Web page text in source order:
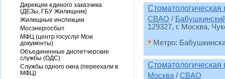
СВАО /
129327, г. Москва,
• Метро:
Москва / СВАО
Дирекции единого заказчика
(ДЕЗы, ГБУ Жилищник)
Жилищные инспекции
Мосэнергосбыт
МФЦ (центр госуслуг Мои
документы)
Объединенные диспетчерские
службы (ОДС)
Службы одного окна (переехали в
МФЦ)